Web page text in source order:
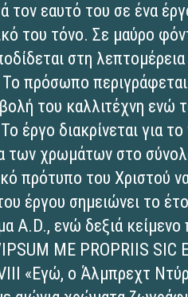
τον εαυτό του σε ένα
του τόνο. Σε μαύρο
στη
Το πρόσωπο
του καλλιτέχνη
έργο διακρίνεται για
των χρωμάτων στο
πρότυπο του Χριστού
έργου σημειώνει το
Α.D., ενώ δεξιά κείμενο
ME PROPRIIS SIC
«Εγώ, ο Άλμπρεχτ